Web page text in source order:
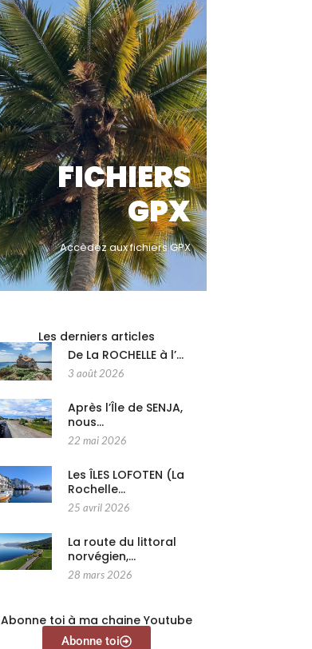
FICHIERS
GPX
Accèdez aux fichiers GPX
Les derniers articles
De La ROCHELLE à l’…
3 août 2026
Après l’Île de SENJA,
nous…
22 mai 2026
Les ÎLES LOFOTEN (La
Rochelle…
25 avril 2026
La route du littoral
norvégien,…
28 mars 2026
Abonne toi à ma chaine Youtube
Abonne toi